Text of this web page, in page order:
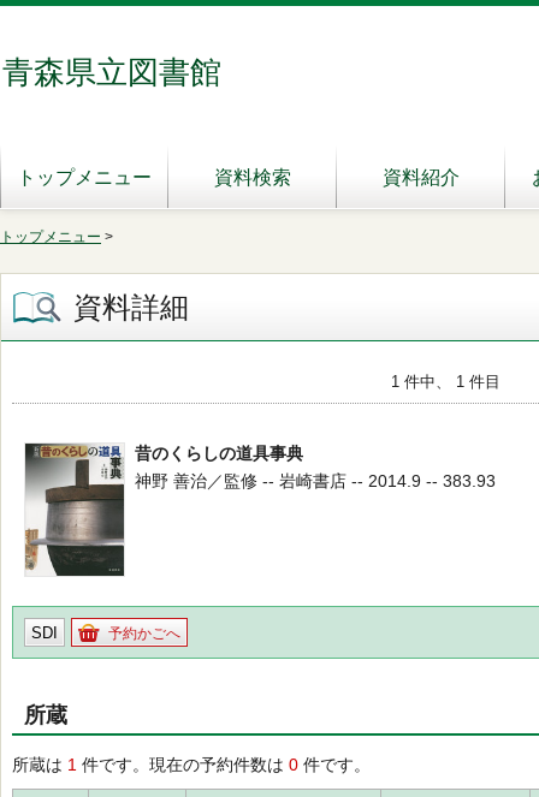
青森県立図書館
トップメニュー 資料検索 資料紹介
トップメニュー >
資料詳細
1 件中、 1 件目
昔のくらしの道具事典
神野 善治／監修 -- 岩崎書店 -- 2014.9 -- 383.93
SDI 予約かごへ
所蔵
所蔵は 1 件です。現在の予約件数は 0 件です。